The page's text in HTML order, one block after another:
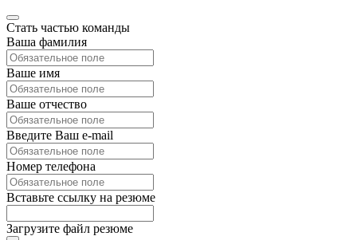
Стать частью команды
Ваша фамилия
Ваше имя
Ваше отчество
Введите Ваш e-mail
Номер телефона
Вставьте ссылку на резюме
Загрузите файл резюме